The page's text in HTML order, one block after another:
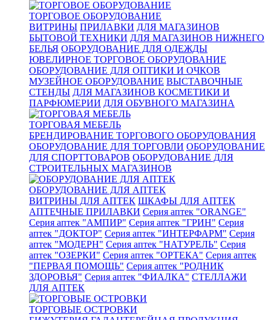
ТОРГОВОЕ ОБОРУДОВАНИЕ
ВИТРИНЫ ПРИЛАВКИ ДЛЯ МАГАЗИНОВ
БЫТОВОЙ ТЕХНИКИ ДЛЯ МАГАЗИНОВ НИЖНЕГО
БЕЛЬЯ ОБОРУДОВАНИЕ ДЛЯ ОДЕЖДЫ
ЮВЕЛИРНОЕ ТОРГОВОЕ ОБОРУДОВАНИЕ
ОБОРУДОВАНИЕ ДЛЯ ОПТИКИ И ОЧКОВ
МУЗЕЙНОЕ ОБОРУДОВАНИЕ ВЫСТАВОЧНЫЕ
СТЕНДЫ ДЛЯ МАГАЗИНОВ КОСМЕТИКИ И
ПАРФЮМЕРИИ ДЛЯ ОБУВНОГО МАГАЗИНА
ТОРГОВАЯ МЕБЕЛЬ
БРЕНДИРОВАНИЕ ТОРГОВОГО ОБОРУДОВАНИЯ
ОБОРУДОВАНИЕ ДЛЯ ТОРГОВЛИ ОБОРУДОВАНИЕ
ДЛЯ СПОРТТОВАРОВ ОБОРУДОВАНИЕ ДЛЯ
СТРОИТЕЛЬНЫХ МАГАЗИНОВ
ОБОРУДОВАНИЕ ДЛЯ АПТЕК
ВИТРИНЫ ДЛЯ АПТЕК ШКАФЫ ДЛЯ АПТЕК
АПТЕЧНЫЕ ПРИЛАВКИ Серия аптек "ORANGE"
Серия аптек "АМПИР" Серия аптек "ГРИН" Серия
аптек "ДОКТОР" Серия аптек "ИНТЕРФАРМ" Серия
аптек "МОДЕРН" Серия аптек "НАТУРЕЛЬ" Серия
аптек "ОЗЕРКИ" Серия аптек "ОРТЕКА" Серия аптек
"ПЕРВАЯ ПОМОЩЬ" Серия аптек "РОДНИК
ЗДОРОВЬЯ" Серия аптек "ФИАЛКА" СТЕЛЛАЖИ
ДЛЯ АПТЕК
ТОРГОВЫЕ ОСТРОВКИ